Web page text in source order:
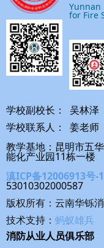
学校副校长： 吴林泽
学校联系人： 姜老师
教学基地：昆明市五
能化产业
滇ICP备12006913号-1
53010302000587
版权所有：云南华铄
技术支持： 蚂蚁雄兵
消防从业人员俱乐部
Yunnan
for Fire